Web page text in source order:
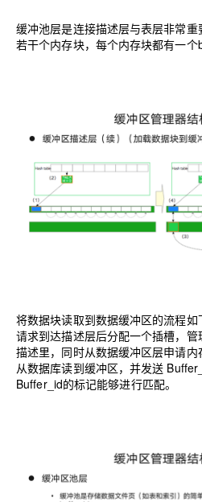
缓冲池层是连接描述层与表层非常
若干个内存块，每个内存块都有一个
将数据块读取到数据缓冲区的流程如
请求到达描述层后分配一个插槽，
描述里，同时从数据缓冲区层申请
从数据库读到缓冲区，并发送
Buffer_id的标记能够进行匹配。